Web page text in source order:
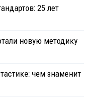
25 лет
новую методику
чем знаменит